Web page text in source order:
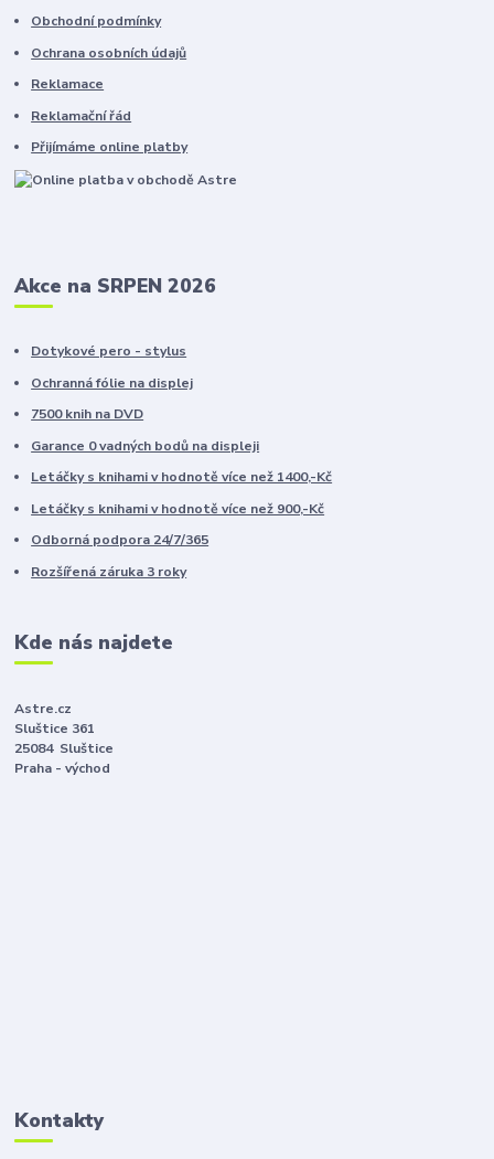
Obchodní podmínky
Ochrana osobních údajů
Reklamace
Reklamační řád
Přijímáme online platby
Akce na SRPEN 2026
Dotykové pero - stylus
Ochranná fólie na displej
7500 knih na DVD
Garance 0 vadných bodů na displeji
Letáčky s knihami v hodnotě více než 1400,-Kč
Letáčky s knihami v hodnotě více než 900,-Kč
Odborná podpora 24/7/365
Rozšířená záruka 3 roky
Kde nás najdete
Astre.cz
Sluštice 361
25084 Sluštice
Praha - východ
Kontakty